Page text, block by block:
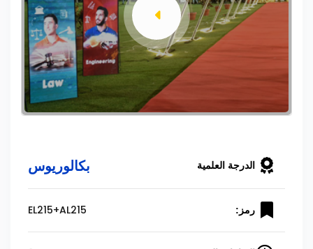
الدرجة العلمية بكالوريوس
رمز: EL215+AL215